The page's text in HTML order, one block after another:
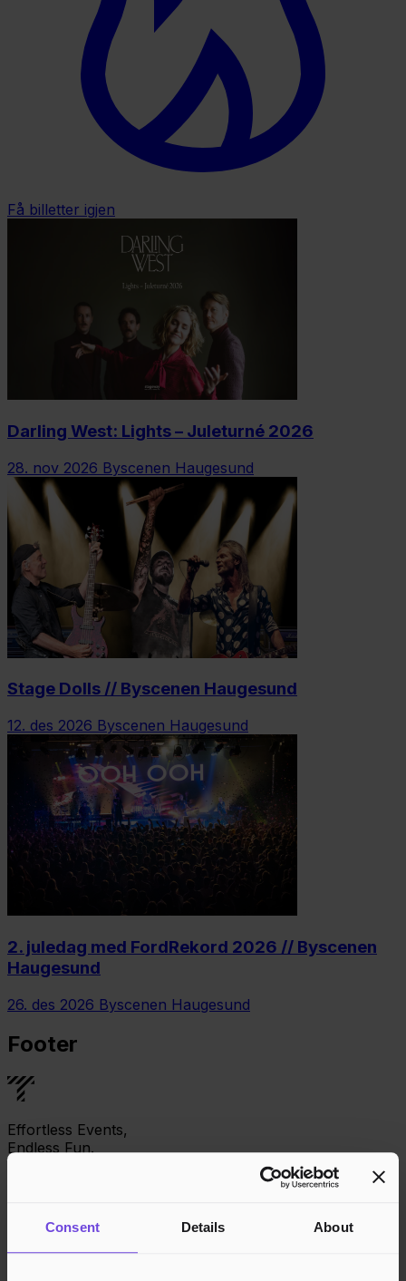
Consent Details About
Få billetter igjen
Darling West: Lights – Juleturné 2026
28. nov 2026 Byscenen Haugesund
Stage Dolls // Byscenen Haugesund
12. des 2026 Byscenen Haugesund
2. juledag med FordRekord 2026 // Byscenen
Haugesund
26. des 2026 Byscenen Haugesund
Footer
Effortless Events,
Endless Fun.